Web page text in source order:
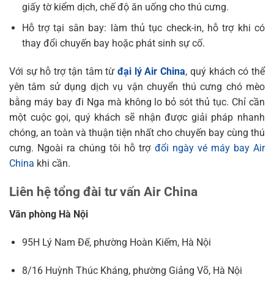
giấy tờ kiểm dịch, chế độ ăn uống cho thú cưng.
Hỗ trợ tại sân bay: làm thủ tục check-in, hỗ trợ khi có
thay đổi chuyến bay hoặc phát sinh sự cố.
Với sự hỗ trợ tận tâm từ đại lý Air China, quý khách có thể
yên tâm sử dụng dịch vụ vận chuyển thú cưng chó mèo
bằng máy bay đi Nga mà không lo bỏ sót thủ tục. Chỉ cần
một cuộc gọi, quý khách sẽ nhận được giải pháp nhanh
chóng, an toàn và thuận tiện nhất cho chuyến bay cùng thú
cưng. Ngoài ra chúng tôi hỗ trợ đổi ngày vé máy bay Air
China khi cần.
Liên hệ tổng đài tư vấn Air China
Văn phòng Hà Nội
95H Lý Nam Đế, phường Hoàn Kiếm, Hà Nội
8/16 Huỳnh Thúc Kháng, phường Giảng Võ, Hà Nội